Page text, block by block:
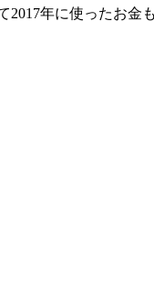
年に使ったお金